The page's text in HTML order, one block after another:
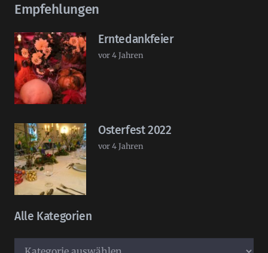
Empfehlungen
Erntedankfeier
vor 4 Jahren
Osterfest 2022
vor 4 Jahren
Alle Kategorien
Alle